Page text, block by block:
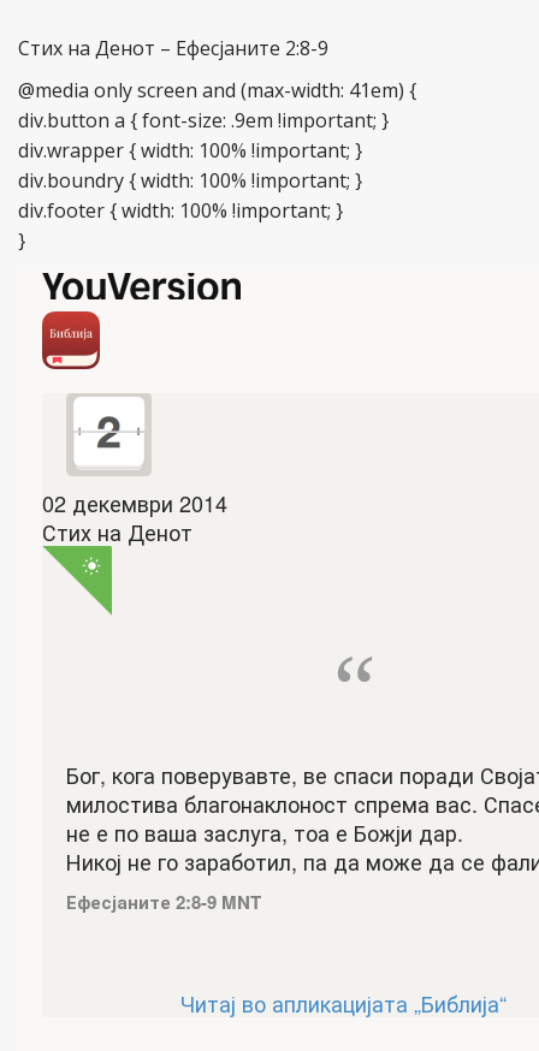
Стих на Денот – Ефесјаните 2:8-9
@media only screen and (max-width: 41em) {
div.button a { font-size: .9em !important; }
div.wrapper { width: 100% !important; }
div.boundry { width: 100% !important; }
div.footer { width: 100% !important; }
}
02 декември 2014
Стих на Денот
“
Бог, кога поверувавте, ве спаси поради
милостива благонаклоност спрема вас.
не е по ваша заслуга, тоа е Божји дар.
Никој не го заработил, па да може да се
Ефесјаните 2:8-9 MNT
Читај во апликацијата „Библија“